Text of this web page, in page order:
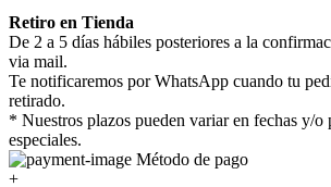
Retiro en Tienda
De 2 a 5 días hábiles posteriores a la
via mail.
Te notificaremos por WhatsApp cuando tu
retirado.
* Nuestros plazos pueden variar en fechas y/o
especiales.
Método de pago
+